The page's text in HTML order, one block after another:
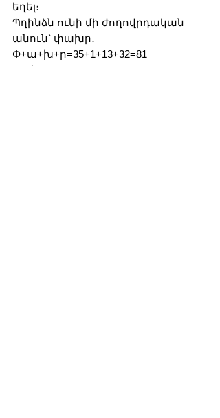
եղել։
Պղինձն ունի մի ժողովրդական
անուն՝ փախր․
Փ+ա+խ+ր=35+1+13+32=81